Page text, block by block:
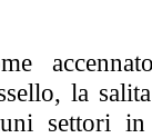
la
settori